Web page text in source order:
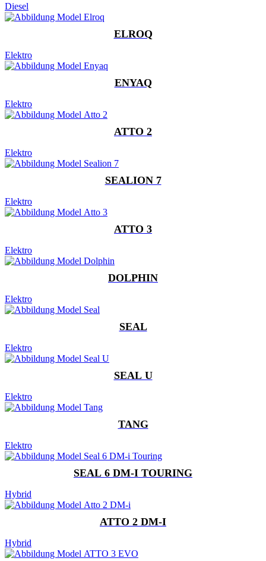
Diesel
ELROQ
Elektro
ENYAQ
Elektro
ATTO 2
Elektro
SEALION 7
Elektro
ATTO 3
Elektro
DOLPHIN
Elektro
SEAL
Elektro
SEAL U
Elektro
TANG
Elektro
SEAL 6 DM-I TOURING
Hybrid
ATTO 2 DM-I
Hybrid